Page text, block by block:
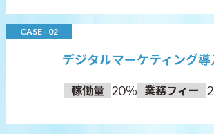
CASE - 02
デジタルマーケティング導
稼働量 20％ 業務フィー